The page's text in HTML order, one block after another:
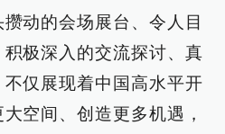
动的会场展台、令人目
极深入的交流探讨、真
仅展现着中国高水平开
空间、创造更多机遇，